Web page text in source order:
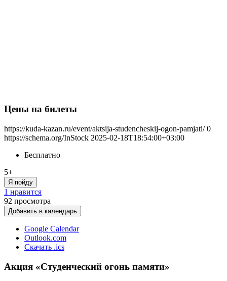
Цены на билеты
https://kuda-kazan.ru/event/aktsija-studencheskij-ogon-pamjati/ 0
https://schema.org/InStock 2025-02-18T18:54:00+03:00
Бесплатно
5+
Я пойду
1 нравится
92 просмотра
Добавить в календарь
Google Calendar
Outlook.com
Скачать .ics
Акция «Студенческий огонь памяти»